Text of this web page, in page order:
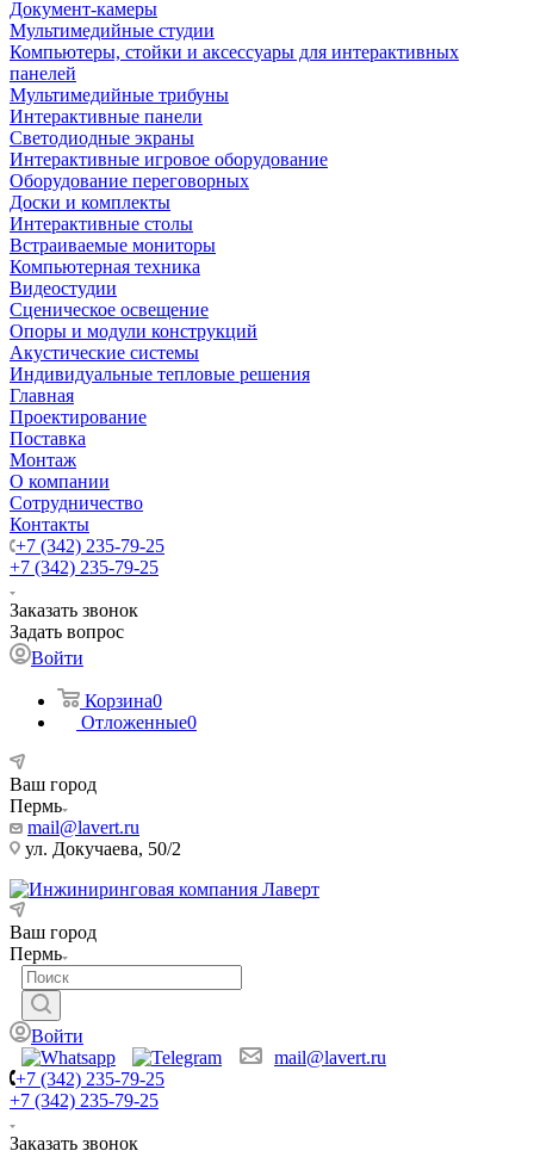
Документ-камеры
Мультимедийные студии
Компьютеры, стойки и аксессуары для интерактивных
панелей
Мультимедийные трибуны
Интерактивные панели
Светодиодные экраны
Интерактивные игровое оборудование
Оборудование переговорных
Доски и комплекты
Интерактивные столы
Встраиваемые мониторы
Компьютерная техника
Видеостудии
Cценическое освещение
Опоры и модули конструкций
Акустические системы
Индивидуальные тепловые решения
Главная
Проектирование
Поставка
Монтаж
О компании
Сотрудничество
Контакты
+7 (342) 235-79-25
+7 (342) 235-79-25
Заказать звонок
Задать вопрос
Войти
Корзина0
Отложенные0
Ваш город
Пермь
mail@lavert.ru
ул. Докучаева, 50/2
Ваш город
Пермь
Войти
mail@lavert.ru
+7 (342) 235-79-25
+7 (342) 235-79-25
Заказать звонок